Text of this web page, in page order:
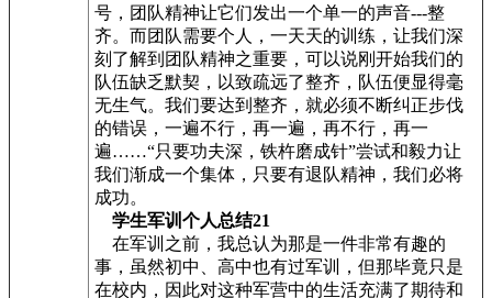
号，团队精神让它们发出一个单一的声音---整
齐。而团队需要个人，一天天的训练，让我们深
刻了解到团队精神之重要，可以说刚开始我们的
队伍缺乏默契，以致疏远了整齐，队伍便显得毫
无生气。我们要达到整齐，就必须不断纠正步伐
的错误，一遍不行，再一遍，再不行，再一
遍……“只要功夫深，铁杵磨成针”尝试和毅力让
我们渐成一个集体，只要有退队精神，我们必将
成功。
学生军训个人总结21
在军训之前，我总认为那是一件非常有趣的
事，虽然初中、高中也有过军训，但那毕竟只是
在校内，因此对这种军营中的生活充满了期待和